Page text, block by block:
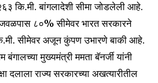
कि.मी. बांगलादेशी सीमा जोडलेली आहे.
८०% सीमेवर भारत सरकारने
सीमेवर अजून कुंपण उभारणे बाकी आहे.
मुख्यमंत्री ममता बॅनर्जी यांनी
दलाला राज्य सरकारच्या अखत्यारीतील